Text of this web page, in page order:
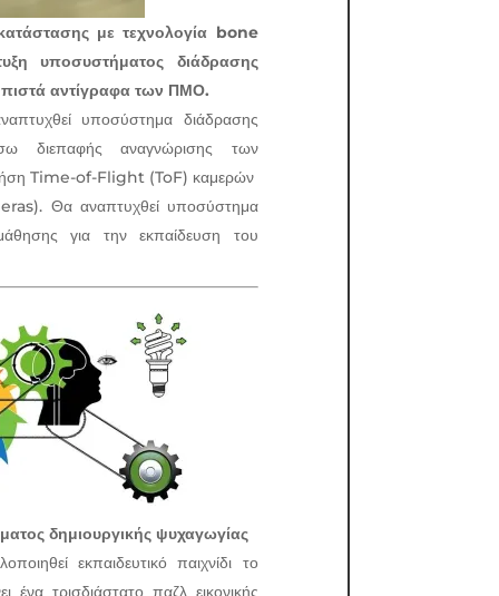
με τεχνολογία bone
υποσυστήματος διάδρασης
πιστά αντίγραφα των ΠΜΟ.
υποσύστημα διάδρασης
διεπαφής αναγνώρισης των
Time-of-Flight (ToF) καμερών
Θα αναπτυχθεί υποσύστημα
μάθησης για την εκπαίδευση του
δημιουργικής ψυχαγωγίας
εκπαιδευτικό παιχνίδι το